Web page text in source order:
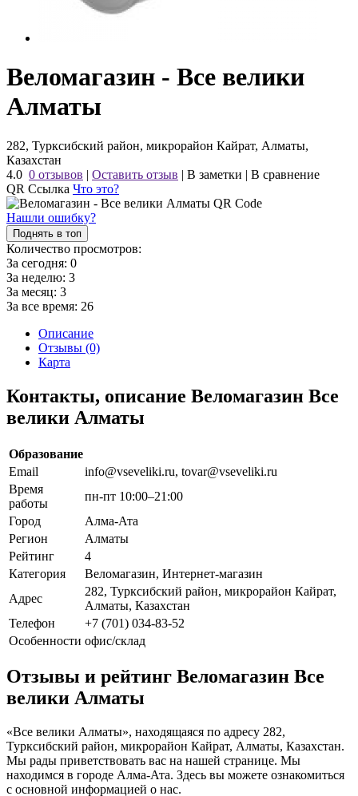
Веломагазин - Все велики
Алматы
282, Турксибский район, микрорайон Кайрат, Алматы,
Казахстан
4.0 0 отзывов | Оставить отзыв | В заметки | В сравнение
QR Ссылка Что это?
Нашли ошибку?
Поднять в топ
Количество просмотров:
За сегодня: 0
За неделю: 3
За месяц: 3
За все время: 26
Описание
Отзывы (0)
Карта
Контакты, описание Веломагазин Все
велики Алматы
Образование
Email
info@vseveliki.ru, tovar@vseveliki.ru
Время
работы
пн-пт 10:00–21:00
Город
Алма-Ата
Регион
Алматы
Рейтинг
4
Категория
Веломагазин, Интернет-магазин
Адрес
282, Турксибский район, микрорайон Кайрат,
Алматы, Казахстан
Телефон
+7 (701) 034-83-52
Особенности офис/склад
Отзывы и рейтинг Веломагазин Все
велики Алматы
«Все велики Алматы», находящаяся по адресу 282,
Турксибский район, микрорайон Кайрат, Алматы, Казахстан.
Мы рады приветствовать вас на нашей странице. Мы
находимся в городе Алма-Ата. Здесь вы можете ознакомиться
с основной информацией о нас.